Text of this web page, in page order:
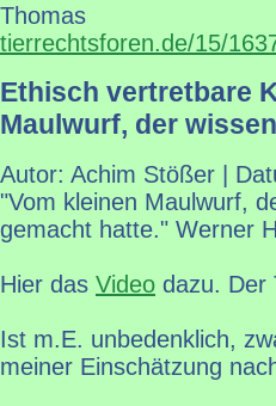
Thomas
tierrechtsforen.de/15/
Ethisch vertretbare
Maulwurf, der
Autor: Achim Stößer |
"Vom kleinen Maulwurf,
gemacht hatte." Werner
Hier das Video dazu. Der
Ist m.E. unbedenklich,
meiner Einschätzung